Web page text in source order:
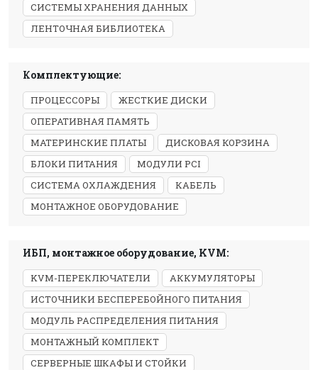
СИСТЕМЫ ХРАНЕНИЯ ДАННЫХ
ЛЕНТОЧНАЯ БИБЛИОТЕКА
Комплектующие:
ПРОЦЕССОРЫ
ЖЕСТКИЕ ДИСКИ
ОПЕРАТИВНАЯ ПАМЯТЬ
МАТЕРИНСКИЕ ПЛАТЫ
ДИСКОВАЯ КОРЗИНА
БЛОКИ ПИТАНИЯ
МОДУЛИ PCI
СИСТЕМА ОХЛАЖДЕНИЯ
КАБЕЛЬ
МОНТАЖНОЕ ОБОРУДОВАНИЕ
ИБП, монтажное оборудование, KVM:
KVM-ПЕРЕКЛЮЧАТЕЛИ
АККУМУЛЯТОРЫ
ИСТОЧНИКИ БЕСПЕРЕБОЙНОГО ПИТАНИЯ
МОДУЛЬ РАСПРЕДЕЛЕНИЯ ПИТАНИЯ
МОНТАЖНЫЙ КОМПЛЕКТ
СЕРВЕРНЫЕ ШКАФЫ И СТОЙКИ